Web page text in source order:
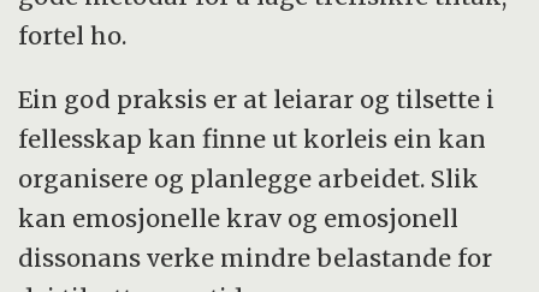
fortel ho.
Ein god praksis er at leiarar og tilsette i
fellesskap kan finne ut korleis ein kan
organisere og planlegge arbeidet. Slik
kan emosjonelle krav og emosjonell
dissonans verke mindre belastande for